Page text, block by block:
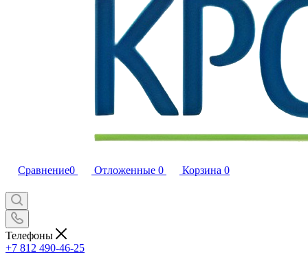
Сравнение0 Отложенные 0 Корзина 0
Телефоны
+7 812 490-46-25